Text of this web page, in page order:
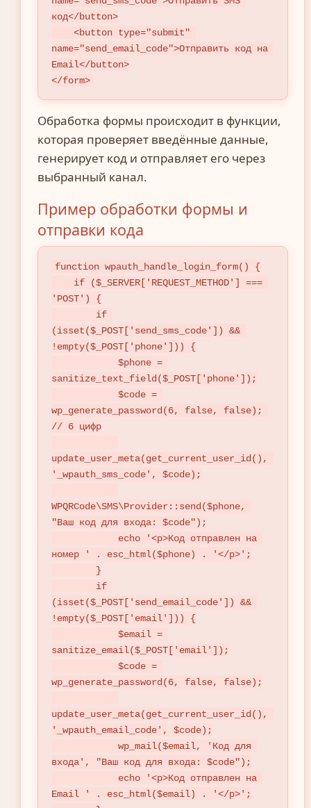
код</button>
    <button type="submit"
name="send_email_code">Отправить код на
Email</button>
</form>
Обработка формы происходит в функции,
которая проверяет введённые данные,
генерирует код и отправляет его через
выбранный канал.
Пример обработки формы и
отправки кода
function wpauth_handle_login_form() {
'POST') {
(isset($_POST['send_sms_code']) &&
!empty($_POST['phone'])) {
            $phone =
sanitize_text_field($_POST['phone']);
            $code =
wp_generate_password(6, false, false);
// 6 цифр
update_user_meta(get_current_user_id(),
'_wpauth_sms_code', $code);
WPQRCode\SMS\Provider::send($phone,
"Ваш код для входа: $code");
номер ' . esc_html($phone) . '</p>';
(isset($_POST['send_email_code']) &&
!empty($_POST['email'])) {
            $email =
sanitize_email($_POST['email']);
            $code =
wp_generate_password(6, false, false);
update_user_meta(get_current_user_id(),
'_wpauth_email_code', $code);
            wp_mail($email, 'Код для
входа', "Ваш код для входа: $code");
Email ' . esc_html($email) . '</p>';